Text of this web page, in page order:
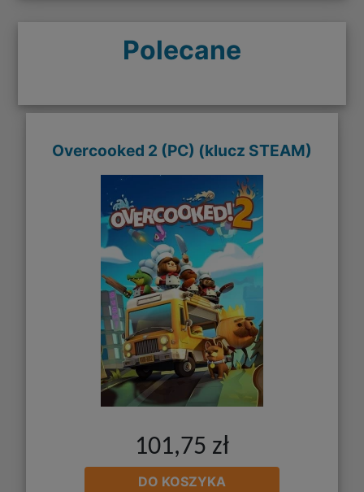
Polecane
Overcooked 2 (PC) (klucz STEAM)
101,75 zł
DO KOSZYKA